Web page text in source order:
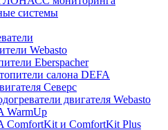
системы
Webasto
Eberspacher
салона DEFA
Северс
двигателя Webasto
WarmUp
ComfortKit и ComfortKit Plus